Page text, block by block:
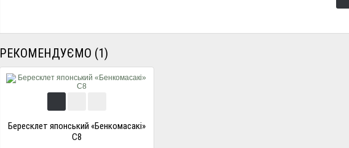
РЕКОМЕНДУЄМО (1)
Бересклет японський «Бенкомасакі»
С8